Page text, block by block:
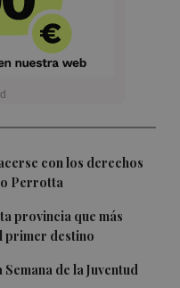
con los derechos
Perrotta
provincia que más
primer destino
de la Juventud